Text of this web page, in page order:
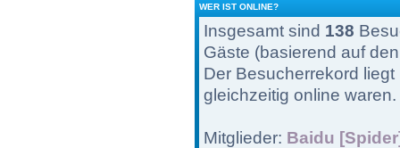
WER IST ONLINE?
Insgesamt sind 138
Gäste (basierend auf
Der Besucherrekord
gleichzeitig online waren.
Mitglieder: Baidu